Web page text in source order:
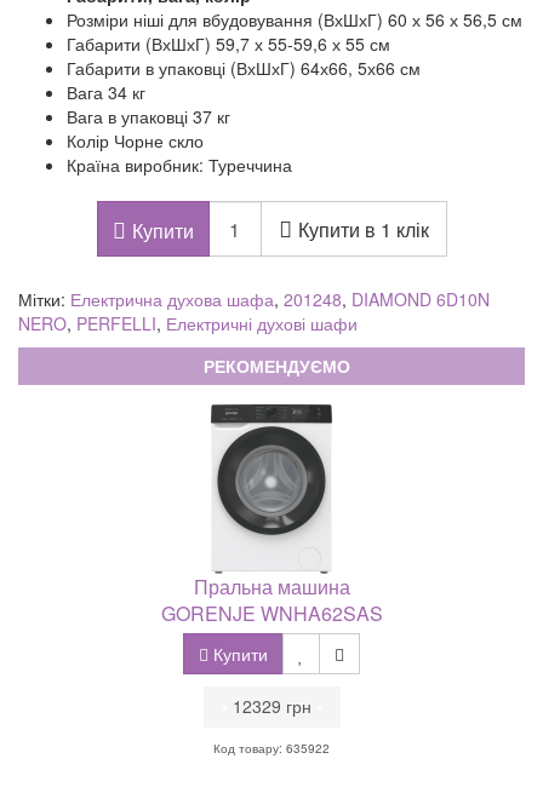
Розміри ніші для вбудовування (ВхШхГ) 60 х 56 х 56,5 см
Габарити (ВхШхГ) 59,7 х 55-59,6 х 55 см
Габарити в упаковці (ВхШхГ) 64х66, 5х66 см
Вага 34 кг
Вага в упаковці 37 кг
Колір Чорне скло
Країна виробник: Туреччина
Купити Купити в 1 клік
Мітки: Електрична духова шафа, 201248, DIAMOND 6D10N
NERO, PERFELLI, Електричні духові шафи
РЕКОМЕНДУЄМО
Пральна машина
GORENJE WNHA62SAS
Купити
12329 грн
Код товару: 635922